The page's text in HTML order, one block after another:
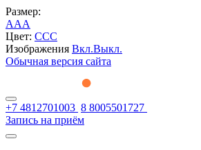
Размер:
AAA
Цвет: CCC
Изображения Вкл.Выкл.
Обычная версия сайта
+7 4812701003 8 8005501727
Запись на приём